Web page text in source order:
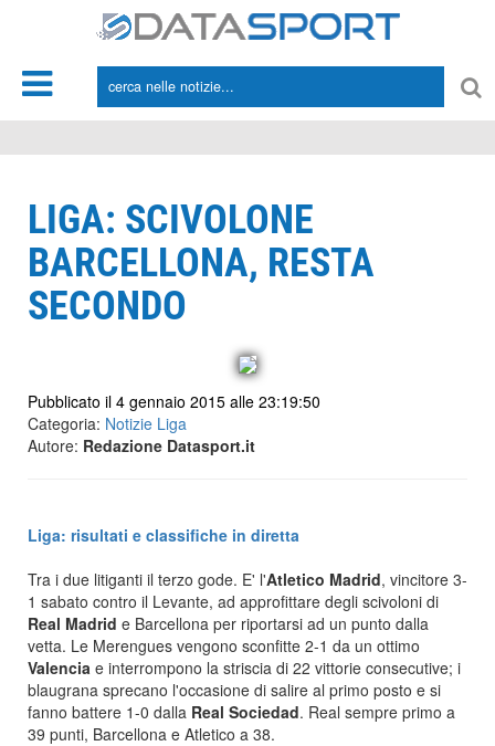
LIGA: SCIVOLONE
BARCELLONA, RESTA
SECONDO
Pubblicato il 4 gennaio 2015 alle 23:19:50
Categoria: Notizie Liga
Autore: Redazione Datasport.it
Liga: risultati e classifiche in diretta
Tra i due litiganti il terzo gode. E' l'Atletico Madrid, vincitore 3-
1 sabato contro il Levante, ad approfittare degli scivoloni di
Real Madrid e Barcellona per riportarsi ad un punto dalla
vetta. Le Merengues vengono sconfitte 2-1 da un ottimo
Valencia e interrompono la striscia di 22 vittorie consecutive; i
blaugrana sprecano l'occasione di salire al primo posto e si
fanno battere 1-0 dalla Real Sociedad. Real sempre primo a
39 punti, Barcellona e Atletico a 38.